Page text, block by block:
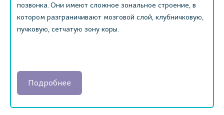
позвонка. Они имеют сложное зональное строение, в
котором разграничивают мозговой слой, клубничковую,
пучковую, сетчатую зону коры.
Подробнее